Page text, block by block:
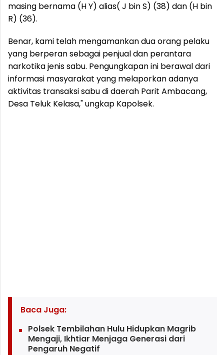
masing bernama (H Y) alias( J bin S) (38) dan (H bin
R) (36).
Benar, kami telah mengamankan dua orang pelaku
yang berperan sebagai penjual dan perantara
narkotika jenis sabu. Pengungkapan ini berawal dari
informasi masyarakat yang melaporkan adanya
aktivitas transaksi sabu di daerah Parit Ambacang,
Desa Teluk Kelasa," ungkap Kapolsek.
Baca Juga:
Polsek Tembilahan Hulu Hidupkan Magrib
Mengaji, Ikhtiar Menjaga Generasi dari
Pengaruh Negatif